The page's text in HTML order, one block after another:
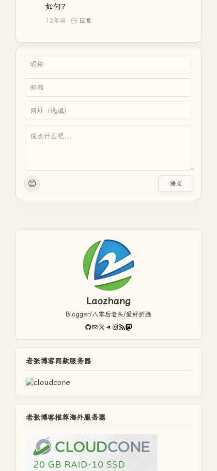
如何？
12年前 回复
😊 提交
Laozhang
Blogger/八零后老头/爱好折腾
GitHub
电子邮件X Telegram
Instagram
RSS FeedMastodon
老张博客同款服务器
老张博客推荐海外服务器